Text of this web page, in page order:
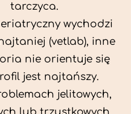
tarczyca.
wychodzi
(vetlab), inne
nie orientuje się
jest najtańszy.
jelitowych,